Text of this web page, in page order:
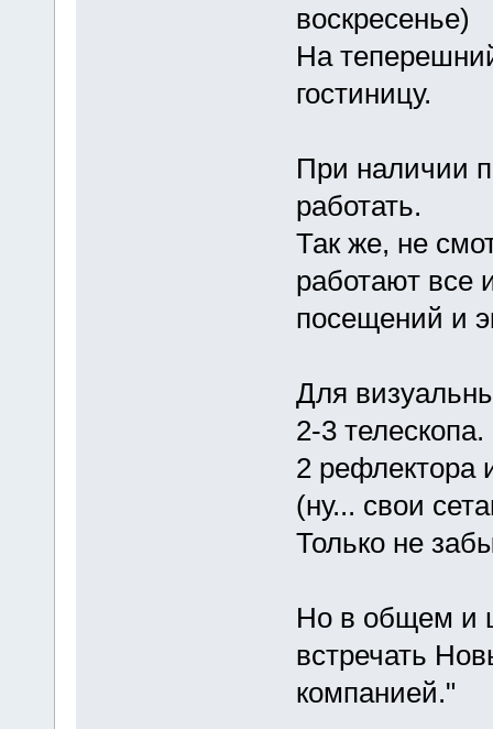
воскресенье)
На
гостиницу.
При наличии
работать.
Так же, не
работают все
посещений и
Для
2-3 телескопа.
2 рефлектора
(ну... свои
Только не
Но в общем и
встречать
компанией."